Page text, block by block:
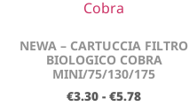
NEWA – CARTUCCIA FILTRO
BIOLOGICO COBRA
MINI/75/130/175
€3.30 - €5.78